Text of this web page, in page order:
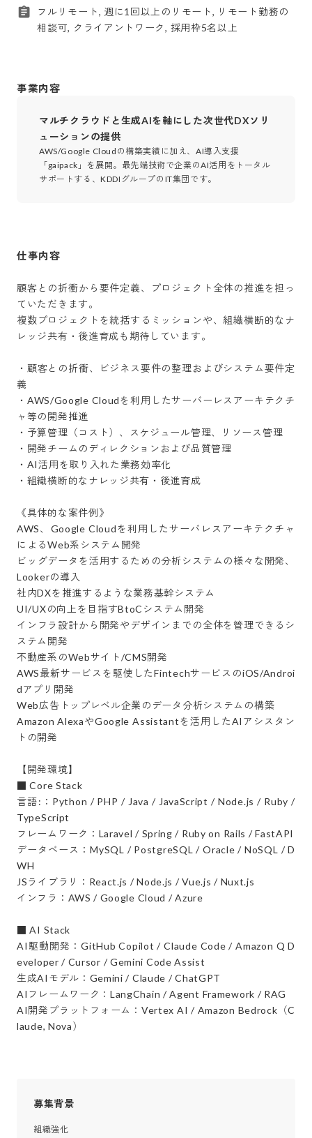
フルリモート, 週に1回以上のリモート, リモート勤務の
相談可, クライアントワーク, 採用枠5名以上
事業内容
マルチクラウドと生成AIを軸にした次世代DXソリ
ューションの提供
AWS/Google Cloudの構築実績に加え、AI導入支援
「gaipack」を展開。最先端技術で企業のAI活用をトータル
サポートする、KDDIグループのIT集団です。
仕事内容
顧客との折衝から要件定義、プロジェクト全体の推進を担っ
ていただきます。
複数プロジェクトを統括するミッションや、組織横断的なナ
レッジ共有・後進育成も期待しています。
・顧客との折衝、ビジネス要件の整理およびシステム要件定
義
・AWS/Google Cloudを利用したサーバーレスアーキテクチ
ャ等の開発推進
・予算管理（コスト）、スケジュール管理、リソース管理
・開発チームのディレクションおよび品質管理
・AI活用を取り入れた業務効率化
・組織横断的なナレッジ共有・後進育成
《具体的な案件例》
AWS、Google Cloudを利用したサーバレスアーキテクチャ
によるWeb系システム開発
ビッグデータを活用するための分析システムの様々な開発、
Lookerの導入
社内DXを推進するような業務基幹システム
UI/UXの向上を目指すBtoCシステム開発
インフラ設計から開発やデザインまでの全体を管理できるシ
ステム開発
不動産系のWebサイト/CMS開発
AWS最新サービスを駆使したFintechサービスのiOS/Androi
dアプリ開発
Web広告トップレベル企業のデータ分析システムの構築
Amazon AlexaやGoogle Assistantを活用したAIアシスタン
トの開発
【開発環境】
■ Core Stack
言語:：Python / PHP / Java / JavaScript / Node.js / Ruby /
TypeScript
フレームワーク：Laravel / Spring / Ruby on Rails / FastAPI
データベース：MySQL / PostgreSQL / Oracle / NoSQL / D
WH
JSライブラリ：React.js / Node.js / Vue.js / Nuxt.js
インフラ：AWS / Google Cloud / Azure
■ AI Stack
AI駆動開発：GitHub Copilot / Claude Code / Amazon Q D
eveloper / Cursor / Gemini Code Assist
生成AIモデル：Gemini / Claude / ChatGPT
AIフレームワーク：LangChain / Agent Framework / RAG
AI開発プラットフォーム：Vertex AI / Amazon Bedrock（C
laude, Nova）
募集背景
組織強化